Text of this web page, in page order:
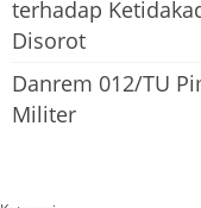
terhadap
Disorot
Danrem 012/TU
Militer